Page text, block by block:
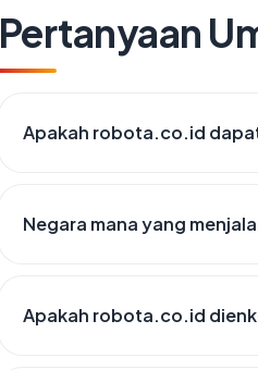
Pertanyaan
Apakah robota.co.id
Negara mana yang
Apakah robota.co.id